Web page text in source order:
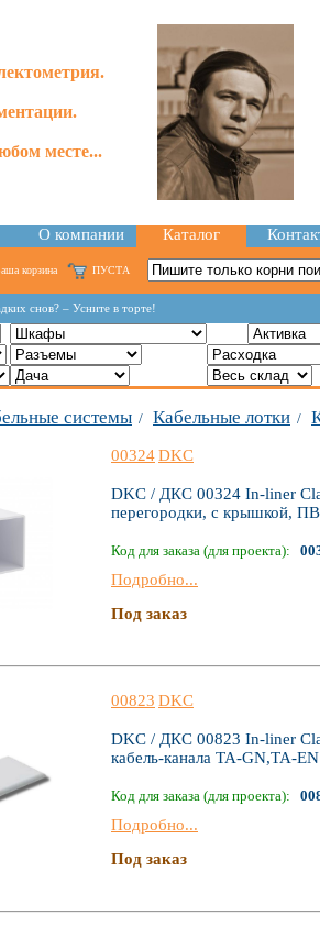
месте...
О компании Каталог
корзина ПУСТА
снов? – Усните в торте!
системы / Кабельные лотки /
00324DKC
DKC / ДКС 00324 In-liner
перегородки, с крышкой,
Код для заказа (для проекта):
Подробно...
Под заказ
00823 DKC
DKC / ДКС 00823 In-liner
кабель-канала TA-GN,TA-
Код для заказа (для проекта):
Подробно...
Под заказ